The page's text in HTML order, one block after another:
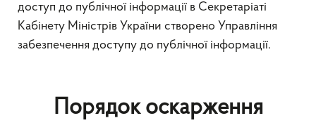
доступ до публічної інформації в Секретаріаті
Кабінету Міністрів України створено Управління
забезпечення доступу до публічної інформації.
Порядок оскарження